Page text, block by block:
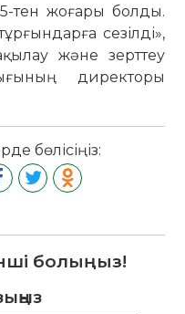
тен жоғары болды.
сезілді»,
және зерттеу
директоры
бөлісіңіз:
болыңыз!